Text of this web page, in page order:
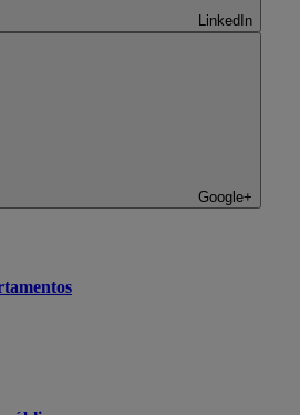
LinkedIn
Google+